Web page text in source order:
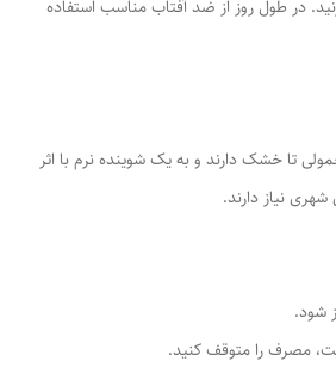
در طول روز از ضد آفتاب مناسب استفاده
تا خشک دارند و به یک شوینده نرم با اثر
نیاز دارند.
شود.
مصرف را متوقف کنید.